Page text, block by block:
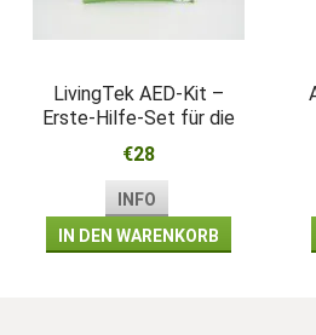
LivingTek AED-Kit –
Erste-Hilfe-Set für die
Wiederbelebung
€28
INFO
IN DEN WARENKORB